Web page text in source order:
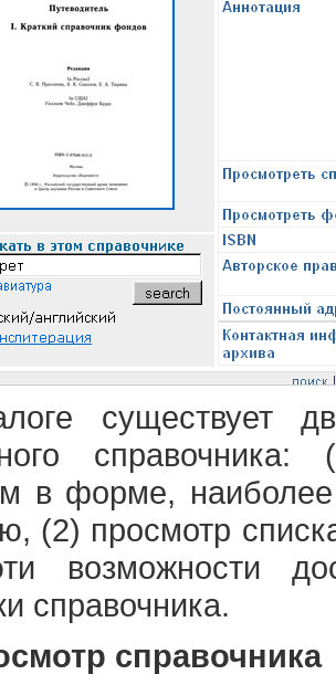
существует
в форме,
(2) просмотр
возможности
справочника.
справочника